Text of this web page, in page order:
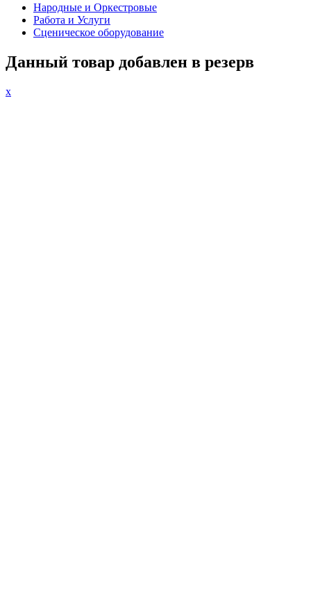
Народные и Оркестровые
Работа и Услуги
Сценическое оборудование
Данный товар добавлен в резерв
x